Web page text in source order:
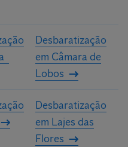
a gravidade da infestação.
um orçamento
sua empresa.
Desbaratização
em Câmara de
Lobos
Desbaratização
em Lajes das
Flores